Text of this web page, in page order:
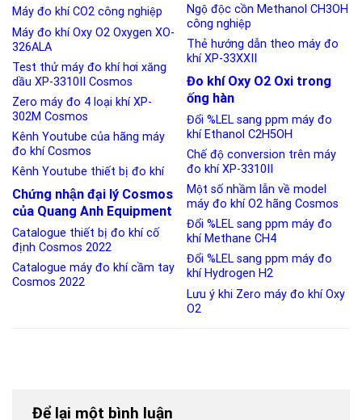
Máy đo khí CO2 công nghiệp
Máy đo khí Oxy O2 Oxygen XO-
326ALA
Test thử máy đo khí hơi xăng
dầu XP-3310II Cosmos
Zero máy đo 4 loại khí XP-
302M Cosmos
Kênh Youtube của hãng máy
đo khí Cosmos
Kênh Youtube thiết bị đo khí
Chứng nhận đại lý Cosmos
của Quang Anh Equipment
Catalogue thiết bị đo khí cố
định Cosmos 2022
Catalogue máy đo khí cầm tay
Cosmos 2022
Ngộ độc cồn Methanol CH3OH
công nghiệp
Thẻ hướng dẫn theo máy đo
khí XP-33XXII
Đo khí Oxy O2 Oxi trong
ống hàn
Đổi %LEL sang ppm máy đo
khí Ethanol C2H5OH
Chế độ conversion trên máy
đo khí XP-3310II
Một số nhầm lẫn về model
máy đo khí O2 hãng Cosmos
Đổi %LEL sang ppm máy đo
khí Methane CH4
Đổi %LEL sang ppm máy đo
khí Hydrogen H2
Lưu ý khi Zero máy đo khí Oxy
O2
Để lại một bình luận